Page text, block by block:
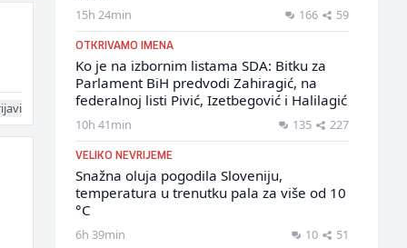
15h 24min 166 59
OTKRIVAMO IMENA
Ko je na izbornim listama SDA: Bitku za
Parlament BiH predvodi Zahiragić, na
federalnoj listi Pivić, Izetbegović i Halilagić
10h 41min 135 227
VELIKO NEVRIJEME
Snažna oluja pogodila Sloveniju,
temperatura u trenutku pala za više od 10
°C
6h 39min 10 51